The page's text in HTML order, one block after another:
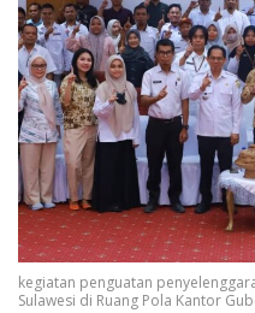
kegiatan penguatan
Sulawesi di Ruang Pola Kantor